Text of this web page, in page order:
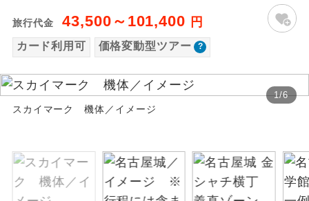
旅行代金 43,500～101,400 円
カード利用可 価格変動型ツアー
1/6
スカイマーク 機体／イメージ
バスガイド乗
務
バスガイドが乗務し、車内での観光案内
があります。
世界遺産
ユネスコに登録されている文化遺産や自
然遺産を訪ねるコースです。
絶景スポットに立ち寄るコースです。
温泉 温泉地にも宿泊するコースです。
以下の注意事項をあらかじめご了承いただき
ますようお願いいたします。
お支払いについて
ります。
お申し込みの最後にクレジットカード決済を
していただき、決済手続き完了をもちまし